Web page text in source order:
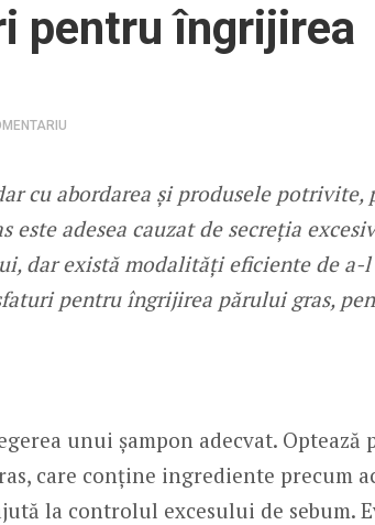
pentru îngrijirea
cu abordarea și produsele potrivite,
adesea cauzat de secreția
dar există modalități eficiente de a-
pentru îngrijirea părului gras,
unui șampon adecvat. Optează
care conține ingrediente precum
la controlul excesului de sebum.